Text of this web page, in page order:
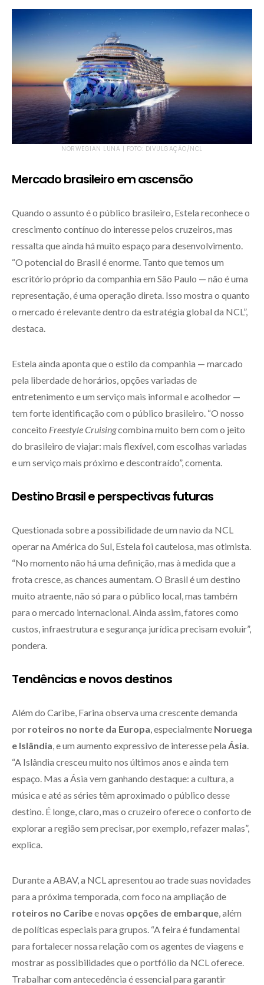
NORWEGIAN LUNA | FOTO: DIVULGAÇÃO/NCL
Mercado brasileiro em ascensão
Quando o assunto é o público brasileiro, Estela reconhece o
crescimento contínuo do interesse pelos cruzeiros, mas
ressalta que ainda há muito espaço para desenvolvimento.
“O potencial do Brasil é enorme. Tanto que temos um
escritório próprio da companhia em São Paulo — não é uma
representação, é uma operação direta. Isso mostra o quanto
o mercado é relevante dentro da estratégia global da NCL”,
destaca.
Estela ainda aponta que o estilo da companhia — marcado
pela liberdade de horários, opções variadas de
entretenimento e um serviço mais informal e acolhedor —
tem forte identificação com o público brasileiro. “O nosso
conceito Freestyle Cruisingcombina muito bem com o jeito
do brasileiro de viajar: mais flexível, com escolhas variadas
e um serviço mais próximo e descontraído”, comenta.
Destino Brasil e perspectivas futuras
Questionada sobre a possibilidade de um navio da NCL
operar na América do Sul, Estela foi cautelosa, mas otimista.
“No momento não há uma definição, mas à medida que a
frota cresce, as chances aumentam. O Brasil é um destino
muito atraente, não só para o público local, mas também
para o mercado internacional. Ainda assim, fatores como
custos, infraestrutura e segurança jurídica precisam evoluir”,
pondera.
Tendências e novos destinos
Além do Caribe, Farina observa uma crescente demanda
por roteiros no norte da Europa, especialmente Noruega
e Islândia, e um aumento expressivo de interesse pela Ásia.
“A Islândia cresceu muito nos últimos anos e ainda tem
espaço. Mas a Ásia vem ganhando destaque: a cultura, a
música e até as séries têm aproximado o público desse
destino. É longe, claro, mas o cruzeiro oferece o conforto de
explorar a região sem precisar, por exemplo, refazer malas”,
explica.
Durante a ABAV, a NCL apresentou ao trade suas novidades
para a próxima temporada, com foco na ampliação de
roteiros no Caribee novas opções de embarque, além
de políticas especiais para grupos. “A feira é fundamental
para fortalecer nossa relação com os agentes de viagens e
mostrar as possibilidades que o portfólio da NCL oferece.
Trabalhar com antecedência é essencial para garantir